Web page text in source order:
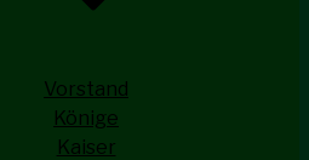
Vorstand
Könige
Kaiser